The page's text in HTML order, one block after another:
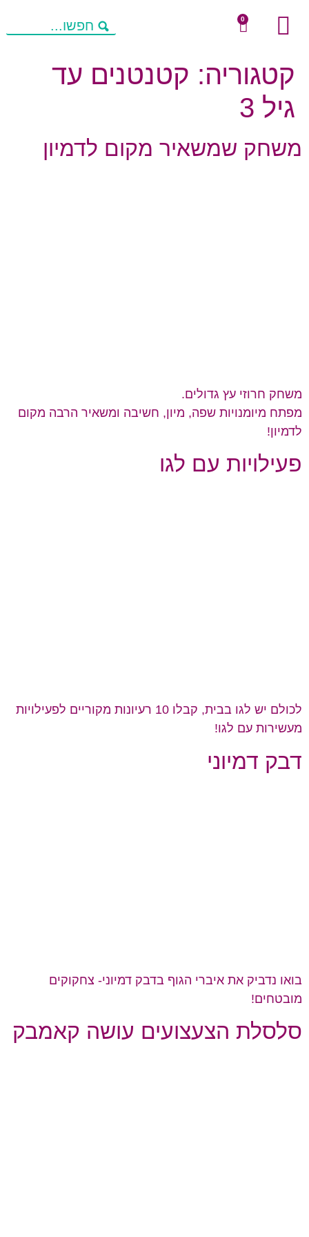
0
קטגוריה: קטנטנים עד
גיל 3
משחק שמשאיר מקום לדמיון
משחק חרוזי עץ גדולים.
מפתח מיומנויות שפה, מיון, חשיבה ומשאיר הרבה מקום
לדמיון!
פעילויות עם לגו
לכולם יש לגו בבית, קבלו 10 רעיונות מקוריים לפעילויות
מעשירות עם לגו!
דבק דמיוני
בואו נדביק את איברי הגוף בדבק דמיוני- צחקוקים
מובטחים!
סלסלת הצעצועים עושה קאמבק